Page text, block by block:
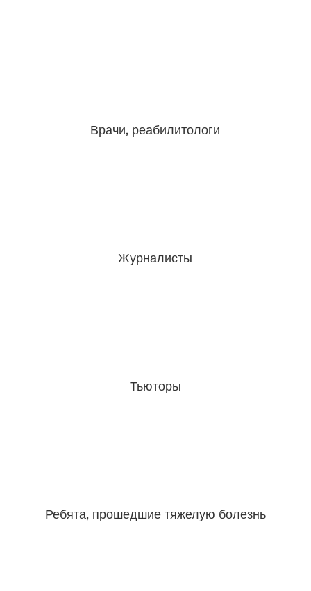
Врачи, реабилитологи
Журналисты
Тьюторы
Ребята, прошедшие тяжелую болезнь